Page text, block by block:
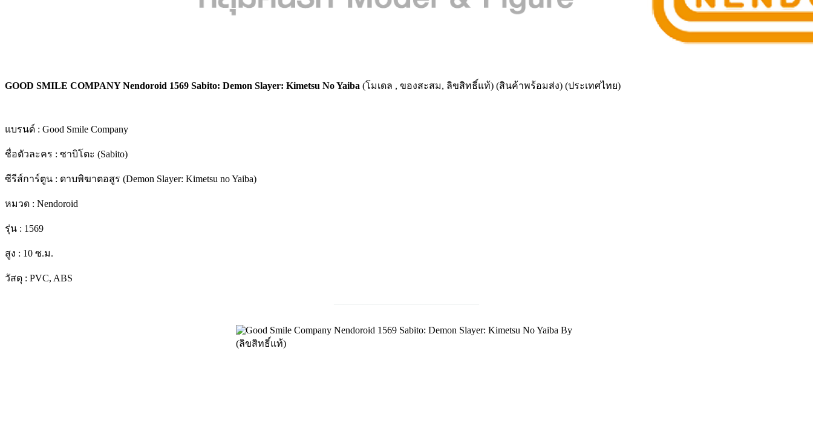
GOOD SMILE COMPANY Nendoroid 1569 Sabito: Demon Slayer: Kimetsu No Yaiba (โมเดล , ของสะสม, ลิขสิทธิ์แท้) (สินค้าพร้อมส่ง) (ประเทศไทย)
แบรนด์ : Good Smile Company
ชื่อตัวละคร : ซาบิโตะ (Sabito)
ซีรีส์การ์ตูน : ดาบพิฆาตอสูร (Demon Slayer: Kimetsu no Yaiba)
หมวด : Nendoroid
รุ่น : 1569
สูง : 10 ซ.ม.
วัสดุ : PVC, ABS